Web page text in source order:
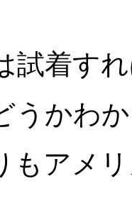
試着す
うかわ
もアメ